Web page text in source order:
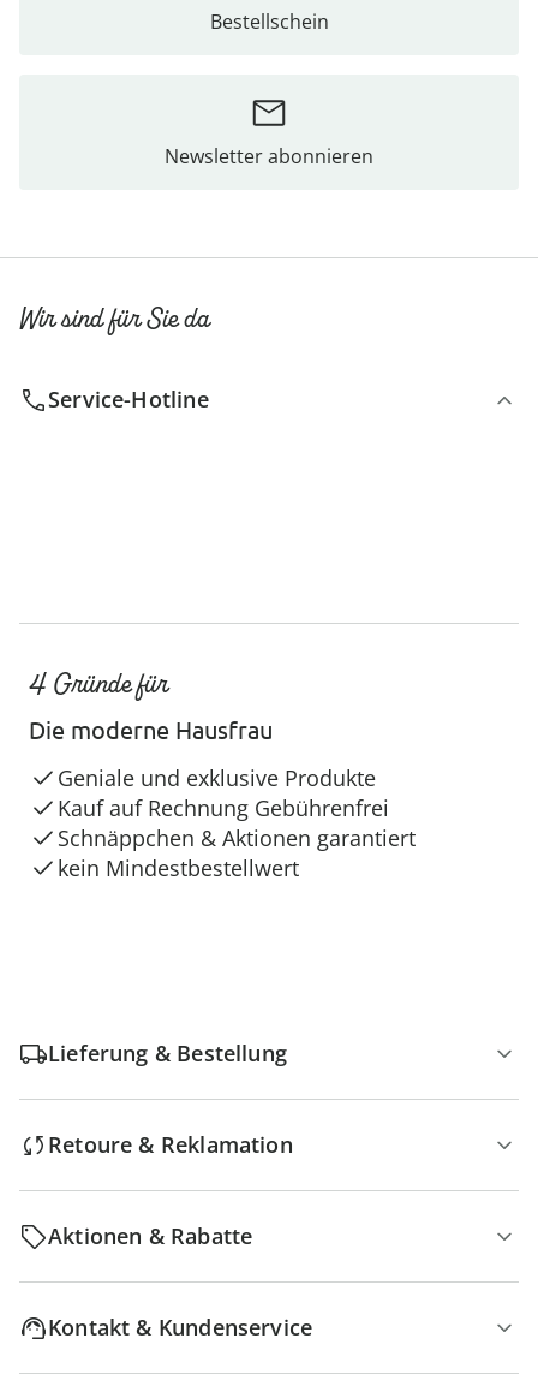
Bestellschein
Newsletter abonnieren
Wir sind für Sie da
Service-Hotline
4 Gründe für
Die moderne Hausfrau
Geniale und exklusive Produkte
Kauf auf Rechnung Gebührenfrei
Schnäppchen & Aktionen garantiert
kein Mindestbestellwert
Lieferung & Bestellung
Retoure & Reklamation
Aktionen & Rabatte
Kontakt & Kundenservice